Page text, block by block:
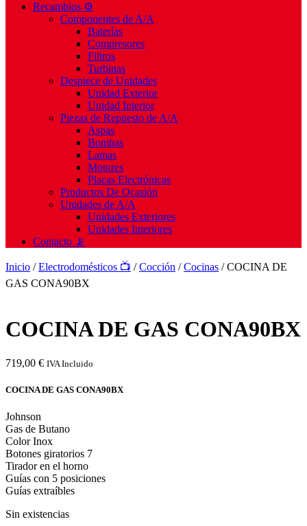
Recambios ⚙️
Componentes de A/A
Baterías
Compresores
Filtros
Turbinas
Despiece de Unidades
Unidad Exterior
Unidad Interior
Piezas de Repuesto de A/A
Aspas
Bombas
Lamas
Motores
Placas Electrónicas
Productos De Ocasión
Unidades de A/A
Unidades Exteriores
Unidades Interiores
Contacto 📡
Inicio /Electrodomésticos 📺 /Cocción /Cocinas / COCINA DE
GAS CONA90BX
COCINA DE GAS CONA90BX
719,00 € IVA Incluido
COCINA DE GAS CONA90BX
Johnson
Gas de Butano
Color Inox
Botones giratorios 7
Tirador en el horno
Guías con 5 posiciones
Guías extraíbles
Sin existencias